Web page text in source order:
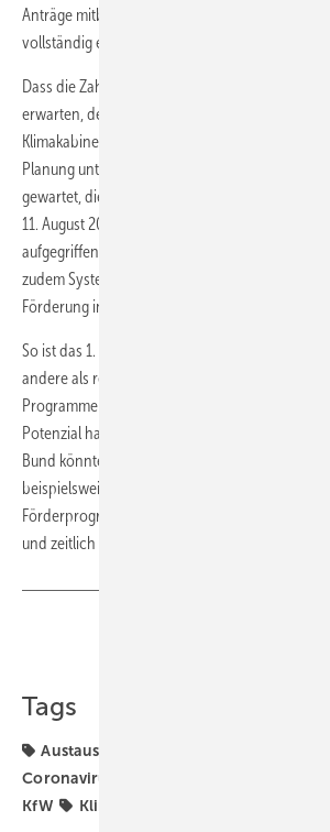
Anträge mitbeantragt, Voraussetzung ist, dass
vollständig ersetzt wird.
Dass die Zahlen Anfang 2020 deutlich steigen
erwarten, denn nach dem Bekanntwerden der
Klimakabinetts im September 2019 haben
Planung unterbrochen und auf die neuen
gewartet, die Abwrackprämie für Öl-Heizungen
11. August 2019 in die Waagschale geworfen
aufgegriffen. Über das erneuerte
zudem Systeme üppig mitgefördert, die zuvor
Förderung installiert worden sind.
So ist das 1. Quartal 2020 unabhängig von der
andere als repräsentativ. Gleichwohl ist die
Programme so deutlich verbessert worden,
Potenzial haben, auch die Konjunktur
Bund könnte mit intelligenten Maßnahmen
beispielsweise mit einer weiteren Flexibilisierung
Förderprogramms 167, einer staatlichen
und zeitlich begrenzten Sonderboni. ■
Tags
Austauschprämie für Öl-Heizungen
Coronavirus
KfW
Klimapaket